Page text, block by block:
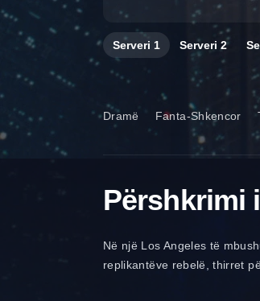
Serveri 1 Serveri 2
Dramë Fanta-Shkencor
Përshkrimi
Në një Los Angeles të
replikantëve rebelë, thirret